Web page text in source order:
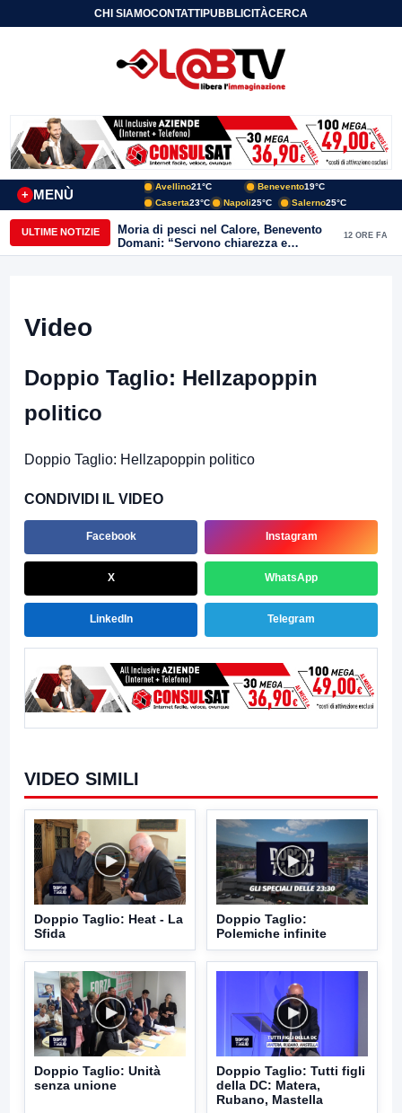
CHI SIAMOCONTATTIPUBBLICITÀCERCA
MENÙ
+
Avellino21°C Benevento19°C
Caserta23°C Napoli25°C Salerno25°C
ULTIME NOTIZIE
Moria di pesci nel Calore, Benevento
Domani: “Servono chiarezza e
approfondimenti sulla gestione
12 ORE FA
Video
Doppio Taglio: Hellzapoppin
politico
Doppio Taglio: Hellzapoppin politico
CONDIVIDI IL VIDEO
Facebook Instagram
X WhatsApp
LinkedIn Telegram
VIDEO SIMILI
Doppio Taglio: Heat - La
Sfida
Doppio Taglio:
Polemiche infinite
Doppio Taglio: Unità
senza unione
Doppio Taglio: Tutti figli
della DC: Matera,
Rubano, Mastella